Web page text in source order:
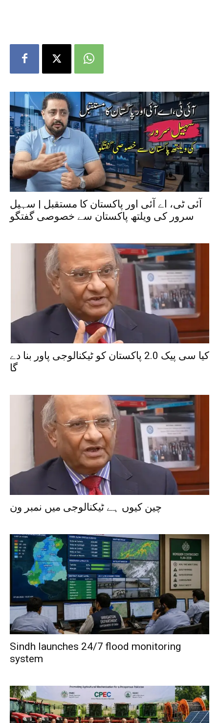
آئی ٹی، اے آئی اور پاکستان کا مستقبل | سہیل
سرور کی ویلتھ پاکستان سے خصوصی گفتگو
کیا سی پیک 2.0 پاکستان کو ٹیکنالوجی پاور بنا دے
گا
چین کیوں ہے ٹیکنالوجی میں نمبر ون
Sindh launches 24/7 flood monitoring
system